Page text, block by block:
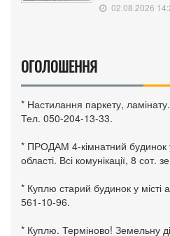
02.08.2026
ОГОЛОШЕННЯ
* Настилання паркету,
Тел. 050-204-13-33.
* ПРОДАМ 4-кімнатний будинок
області. Всі комунікації, 8
* Куплю старий будинок у місті
561-10-96.
* Куплю. Терміново! Земельну